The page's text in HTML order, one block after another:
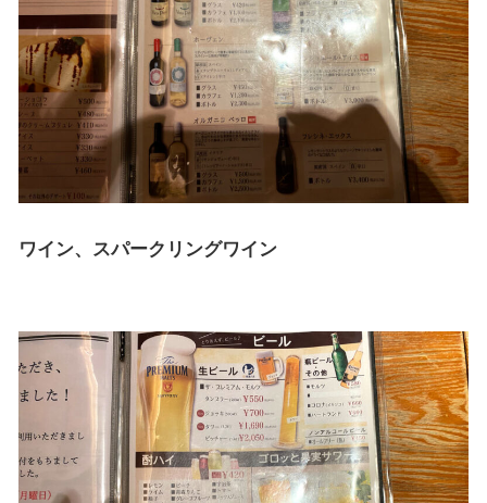
ワイン、スパークリングワイン